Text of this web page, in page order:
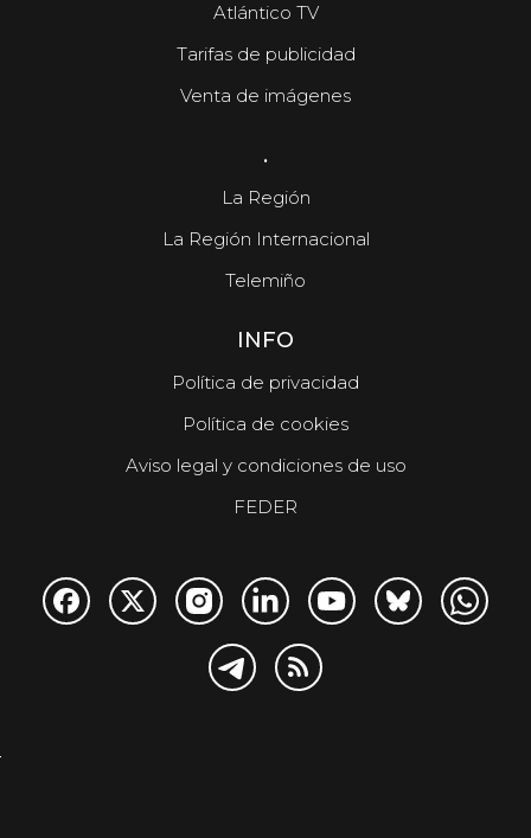
Atlántico TV
Tarifas de publicidad
Venta de imágenes
.
La Región
La Región Internacional
Telemiño
INFO
Política de privacidad
Política de cookies
Aviso legal y condiciones de uso
FEDER